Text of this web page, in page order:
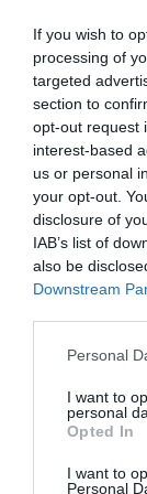
If you wish to
processing of
targeted
section to
opt-out request
interest-based
us or personal
your opt-out.
disclosure of
IAB’s list of
also be
Downstream
Personal
I want to
personal
Opted In
I want to
Personal
A moins
paie